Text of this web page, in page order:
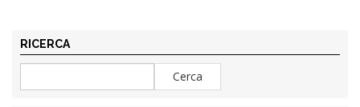
RICERCA